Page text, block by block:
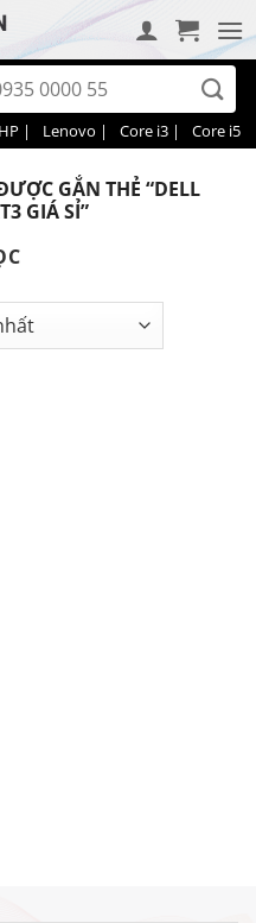
HP | Lenovo | Core i3 | Core i5 |
GẮN THẺ “DELL
GIÁ SỈ”